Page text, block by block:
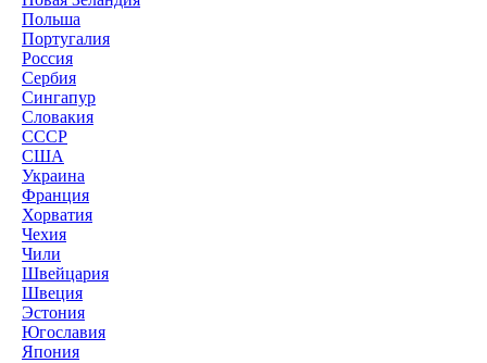
Польша
Португалия
Россия
Сербия
Сингапур
Словакия
СССР
США
Украина
Франция
Хорватия
Чехия
Чили
Швейцария
Швеция
Эстония
Югославия
Япония